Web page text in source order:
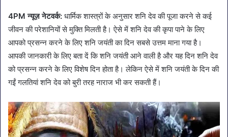
4PM न्यूज़ नेटवर्क: धार्मिक शास्त्रों के अनुसार शनि देव की पूजा करने से कई
जीवन की परेशानियों से मुक्ति मिलती है। ऐसे में शनि देव की कृपा पाने के लिए
आपको प्रसन्न करने के लिए शनि जयंती का दिन सबसे उत्तम माना गया है।
आपकी जानकारी के लिए बता दें कि शनि जयंती आने वाली है और यह दिन शनि देव
को प्रसन्‍न करने के लिए विशेष दिन होता है। लेकिन ऐसे में शनि जयंती के दिन की
गईं गलतियां शनि देव को बुरी तरह नाराज भी कर सकती हैं।